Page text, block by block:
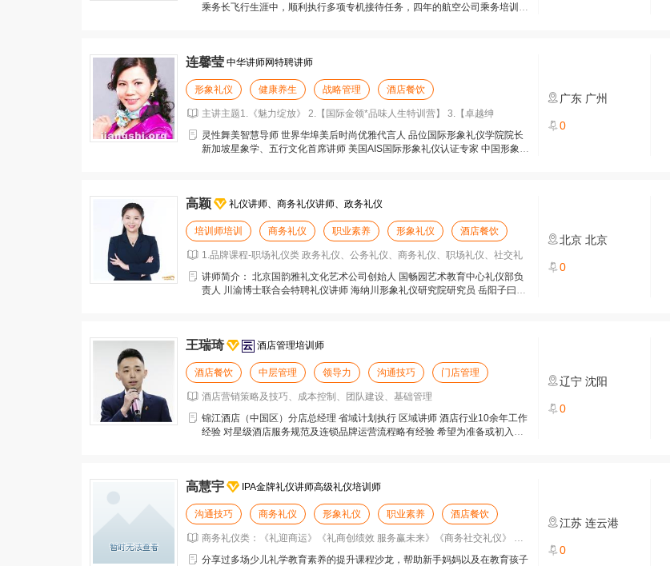
乘务长飞行生涯中，顺利执行多项专机接待任务，四年的航空公司乘务培训经
连馨莹 中华讲师网特聘讲师
形象礼仪 健康养生 战略管理 酒店餐饮
主讲主题1.《魅力绽放》 2.【国际金领*品味人生特训营】 3.【卓越绅
灵性舞美智慧导师 世界华埠美后时尚优雅代言人 品位国际形象礼仪学院院长
新加坡星象学、五行文化首席讲师 美国AIS国际形象礼仪认证专家 中国形象礼
广东 广州
0
高颖 礼仪讲师、商务礼仪讲师、政务礼仪
培训师培训 商务礼仪 职业素养 形象礼仪 酒店餐饮
1.品牌课程-职场礼仪类 政务礼仪、公务礼仪、商务礼仪、职场礼仪、社交礼
讲师简介： 北京国韵雅礼文化艺术公司创始人 国畅园艺术教育中心礼仪部负
责人 川渝博士联合会特聘礼仪讲师 海纳川形象礼仪研究院研究员 岳阳子曰文
北京 北京
0
王瑞琦 酒店管理培训师
酒店餐饮 中层管理 领导力 沟通技巧 门店管理
酒店营销策略及技巧、成本控制、团队建设、基础管理
锦江酒店（中国区）分店总经理 省域计划执行 区域讲师 酒店行业10余年工作
经验 对星级酒店服务规范及连锁品牌运营流程略有经验 希望为准备或初入酒
辽宁 沈阳
0
高慧宇 IPA金牌礼仪讲师高级礼仪培训师
沟通技巧 商务礼仪 形象礼仪 职业素养 酒店餐饮
商务礼仪类：《礼迎商运》《礼商创绩效 服务赢未来》《商务社交礼仪》 形象
分享过多场少儿礼学教育素养的提升课程沙龙，帮助新手妈妈以及在教育孩子
江苏 连云港
0